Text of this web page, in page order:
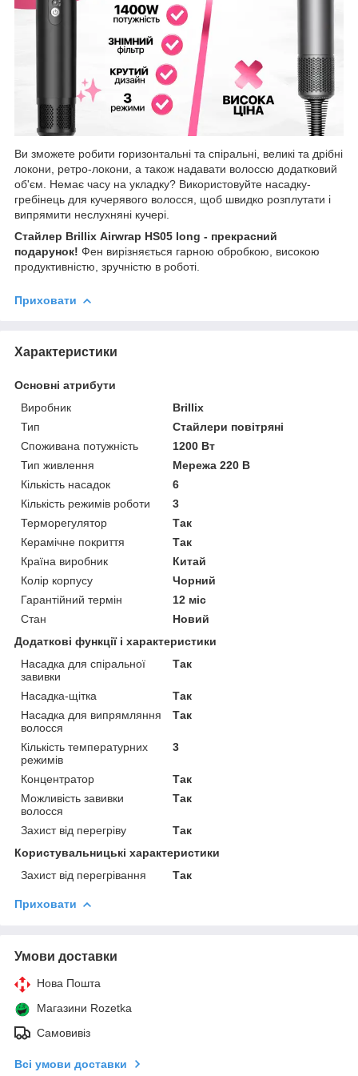
Ви зможете робити горизонтальні та спіральні, великі та дрібні
локони, ретро-локони, а також надавати волоссю додатковий
об'єм. Немає часу на укладку? Використовуйте насадку-
гребінець для кучерявого волосся, щоб швидко розплутати і
випрямити неслухняні кучері.
Стайлер Brillix Airwrap HS05 long - прекрасний
подарунок! Фен вирізняється гарною обробкою, високою
продуктивністю, зручністю в роботі.
Приховати
Характеристики
Основні атрибути
Виробник
Brillix
Тип
Стайлери повітряні
Споживана потужність
1200 Вт
Тип живлення
Мережа 220 В
Кількість насадок
6
Кількість режимів роботи
3
Терморегулятор
Так
Керамічне покриття
Так
Країна виробник
Китай
Колір корпусу
Чорний
Гарантійний термін
12 міс
Стан
Новий
Додаткові функції і характеристики
Насадка для спіральної
завивки
Так
Насадка-щітка
Так
Насадка для випрямляння
волосся
Так
Кількість температурних
режимів
3
Концентратор
Так
Можливість завивки
волосся
Так
Захист від перегріву
Так
Користувальницькі характеристики
Захист від перегрівання
Так
Приховати
Умови доставки
Нова Пошта
Магазини Rozetka
Самовивіз
Всі умови доставки